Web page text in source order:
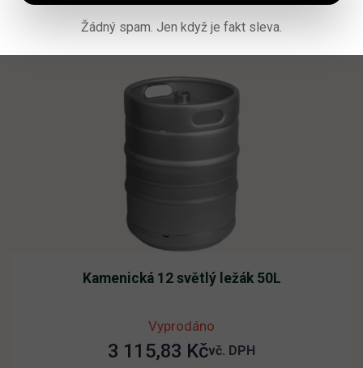
Přidat do košíku
Kamenická 12 světlý ležák 50L
Vyprodáno
3 115,83 Kčvč. DPH
Žádný spam. Jen když je fakt sleva.